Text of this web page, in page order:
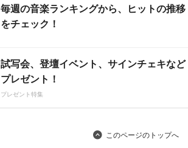
毎週の音楽ランキングから、ヒットの推移
をチェック！
試写会、登壇イベント、サインチェキなど
プレゼント！
プレゼント特集
このページのトップへ